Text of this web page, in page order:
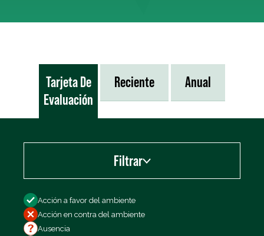
Tarjeta De
Evaluación
Reciente Anual
Filtrar
Filtrar por
Acción a favor del ambiente
Acción en contra del ambiente
Ausencia